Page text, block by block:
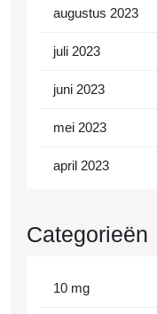
augustus 2023
juli 2023
juni 2023
mei 2023
april 2023
Categorieën
10 mg